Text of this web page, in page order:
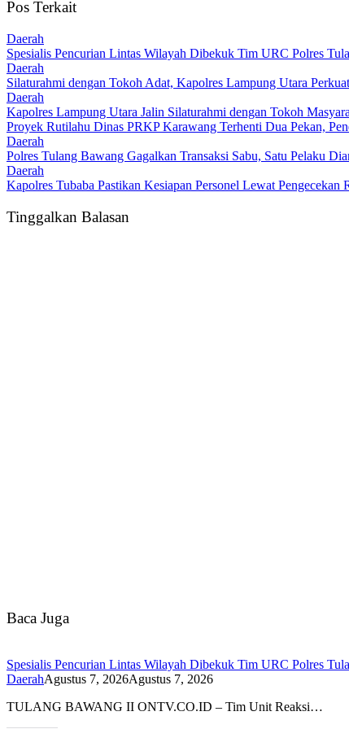
Pos Terkait
Daerah
Spesialis Pencurian Lintas Wilayah Dibekuk Tim URC Polres
Daerah
Silaturahmi dengan Tokoh Adat, Kapolres Lampung Utara
Daerah
Kapolres Lampung Utara Jalin Silaturahmi dengan Tokoh
Proyek Rutilahu Dinas PRKP Karawang Terhenti Dua Pekan,
Daerah
Polres Tulang Bawang Gagalkan Transaksi Sabu, Satu Pelaku
Daerah
Kapolres Tubaba Pastikan Kesiapan Personel Lewat Pengecekan
Tinggalkan Balasan
Baca Juga
Spesialis Pencurian Lintas Wilayah Dibekuk Tim URC Polres
DaerahAgustus 7, 2026Agustus 7, 2026
TULANG BAWANG II ONTV.CO.ID – Tim Unit Reaksi…